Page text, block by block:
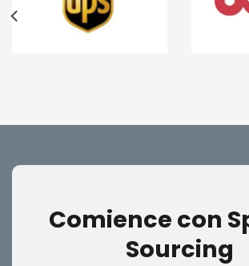
Comience con
Sourcing